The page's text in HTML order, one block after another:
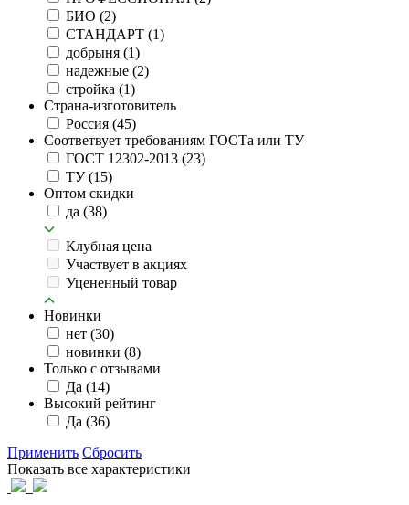
БИО (2)
СТАНДАРТ (1)
добрыня (1)
надежные (2)
стройка (1)
Страна-изготовитель
Россия (45)
Соответвует требованиям ГОСТа или ТУ
ГОСТ 12302-2013 (23)
ТУ(15)
Оптом скидки
да (38)
Клубная цена
Участвует в акциях
Уцененный товар
Новинки
нет (30)
новинки (8)
Только с отзывами
Да (14)
Высокий рейтинг
Да (36)
Применить Сбросить
Показать все характеристики